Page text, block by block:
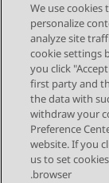
We use
personalize
analyze site
cookie settings
you click
first party and
the data with
withdraw your
Preference
website. If you
us to set
browser.